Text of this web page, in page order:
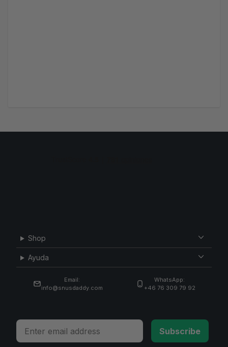
Shop
Ayuda
Email:
info@snusdaddy.com
WhatsApp:
+46 76 309 79 92
Email
Subscribe